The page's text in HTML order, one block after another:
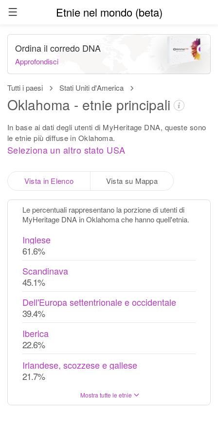
Etnie nel mondo (beta)
Tutti i paesi Stati Uniti d'America
Oklahoma - etnie principali
In base ai dati degli utenti di MyHeritage DNA, queste sono
le etnie più diffuse in Oklahoma.
Seleziona un altro stato USA
Ordina il corredo DNA
Approfondisci
Vista in Elenco Vista su Mappa
Le percentuali rappresentano la porzione di utenti di
MyHeritage DNA in Oklahoma che hanno quell'etnia.
Inglese
61.6%
Scandinava
45.1%
Dell'Europa settentrionale e occidentale
39.4%
Iberica
22.6%
Irlandese, scozzese e gallese
21.7%
Mostra tutte le etnie